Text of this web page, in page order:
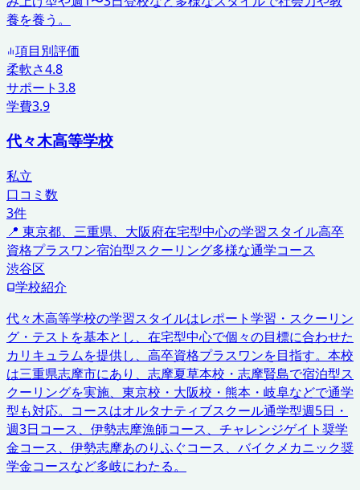
養を養う。
項目別評価
柔軟さ4.8
サポート3.8
学費3.9
代々木高等学校
私立
口コミ数
3件
📍 東京都、三重県、大阪府在宅型中心の学習スタイル高卒
資格プラスワン宿泊型スクーリング多様な通学コース
渋谷区
学校紹介
代々木高等学校の学習スタイルはレポート学習・スクーリン
グ・テストを基本とし、在宅型中心で個々の目標に合わせた
カリキュラムを提供し、高卒資格プラスワンを目指す。本校
は三重県志摩市にあり、志摩夏草本校・志摩賢島で宿泊型ス
クーリングを実施、東京校・大阪校・熊本・岐阜などで通学
型も対応。コースはオルタナティブスクール通学型週5日・
週3日コース、伊勢志摩漁師コース、チャレンジゲイト奨学
金コース、伊勢志摩あのりふぐコース、バイクメカニック奨
学金コースなど多岐にわたる。